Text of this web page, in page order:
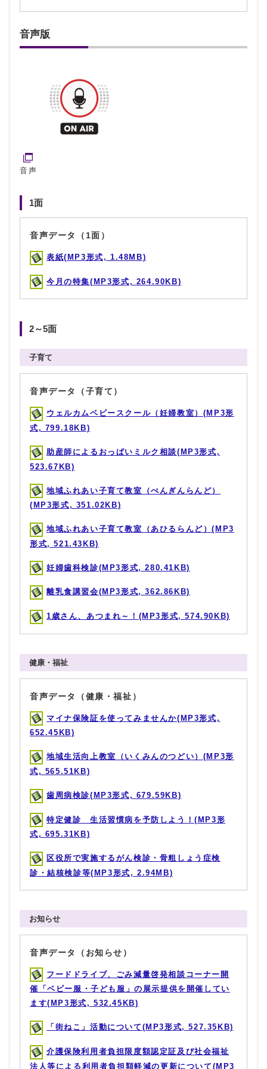
音声版
音声
1面
音声データ（1面）
表紙(MP3形式, 1.48MB)
今月の特集(MP3形式, 264.90KB)
2～5面
子育て
音声データ（子育て）
ウェルカムベビースクール（妊婦教室）(MP3形
式, 799.18KB)
助産師によるおっぱいミルク相談(MP3形式,
523.67KB)
地域ふれあい子育て教室（ぺんぎんらんど）
(MP3形式, 351.02KB)
地域ふれあい子育て教室（あひるらんど）(MP3
形式, 521.43KB)
妊婦歯科検診(MP3形式, 280.41KB)
離乳食講習会(MP3形式, 362.86KB)
1歳さん、あつまれ～！(MP3形式, 574.90KB)
健康・福祉
音声データ（健康・福祉）
マイナ保険証を使ってみませんか(MP3形式,
652.45KB)
地域生活向上教室（いくみんのつどい）(MP3形
式, 565.51KB)
歯周病検診(MP3形式, 679.59KB)
特定健診 生活習慣病を予防しよう！(MP3形
式, 695.31KB)
区役所で実施するがん検診・骨粗しょう症検
診・結核検診等(MP3形式, 2.94MB)
お知らせ
音声データ（お知らせ）
フードドライブ、ごみ減量啓発相談コーナー開
催「ベビー服・子ども服」の展示提供を開催してい
ます(MP3形式, 532.45KB)
「街ねこ」活動について(MP3形式, 527.35KB)
介護保険利用者負担限度額認定証及び社会福祉
法人等による利用者負担額軽減の更新について(MP3